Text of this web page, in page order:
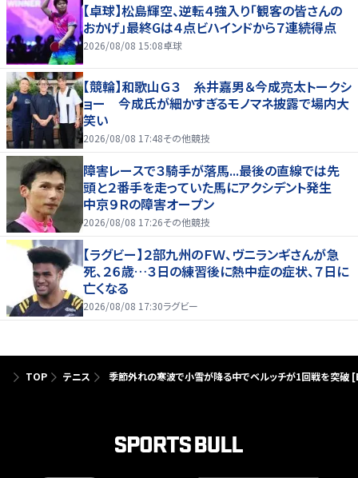
【卓球】松島輝空、逆転４強入り「観客の皆さんの
おかげ」最終Gは４点ビハインドから７連続得点
2026/08/08 15:08卓球
【競輪】和歌山Ｇ３ 糸井嘉男＆今成亮太トークシ
ョー 今成氏が細かすぎるモノマネ披露で場内大
笑い
2026/08/08 17:48その他競技
障害レースで３騎手が落馬...最後の直線では先
頭と２番手を走っていた馬にアクシデント発生
中京９Ｒの障害オープン
2026/08/08 17:26その他競技
【ラグビー】２部九州のＦＷ、ヴニランギさんが急
死、２６歳…３日の練習後に熱中症の症状、７日に
亡くなる
2026/08/08 17:30ラグビー
TOP テニス 季節外れの寒波で小雪が降る中でベルッチが1回戦を突破